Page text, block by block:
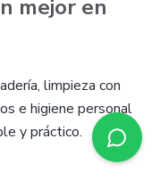
mejor en
limpieza con
e higiene personal
y práctico.